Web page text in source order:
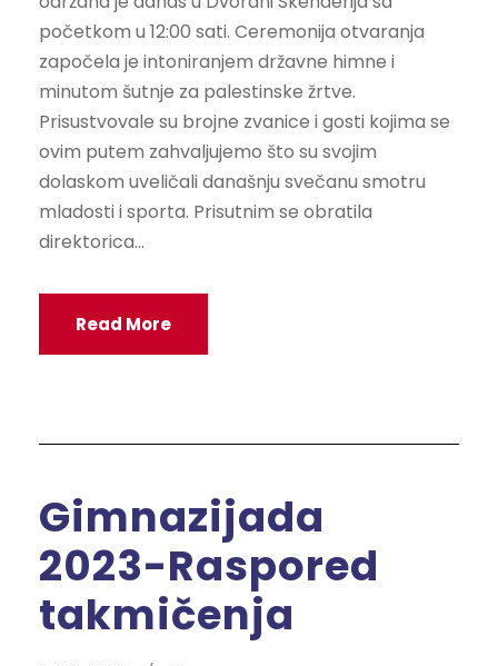
početkom u 12:00 sati. Ceremonija otvaranja
započela je intoniranjem državne himne i
minutom šutnje za palestinske žrtve.
Prisustvovale su brojne zvanice i gosti kojima se
ovim putem zahvaljujemo što su svojim
dolaskom uveličali današnju svečanu smotru
mladosti i sporta. Prisutnim se obratila
direktorica...
Read More
Gimnazijada
2023-Raspored
takmičenja